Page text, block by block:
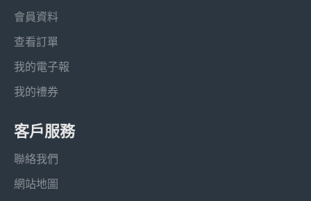
會員資料
查看訂單
我的電子報
我的禮券
客戶服務
聯絡我們
網站地圖